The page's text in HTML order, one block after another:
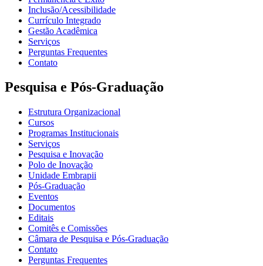
Inclusão/Acessibilidade
Currículo Integrado
Gestão Acadêmica
Serviços
Perguntas Frequentes
Contato
Pesquisa e Pós-Graduação
Estrutura Organizacional
Cursos
Programas Institucionais
Serviços
Pesquisa e Inovação
Polo de Inovação
Unidade Embrapii
Pós-Graduação
Eventos
Documentos
Editais
Comitês e Comissões
Câmara de Pesquisa e Pós-Graduação
Contato
Perguntas Frequentes